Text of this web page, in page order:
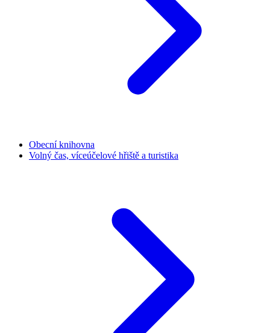
Obecní knihovna
Volný čas, víceúčelové hřiště a turistika